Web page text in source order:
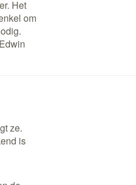
Het
om
ze.
is